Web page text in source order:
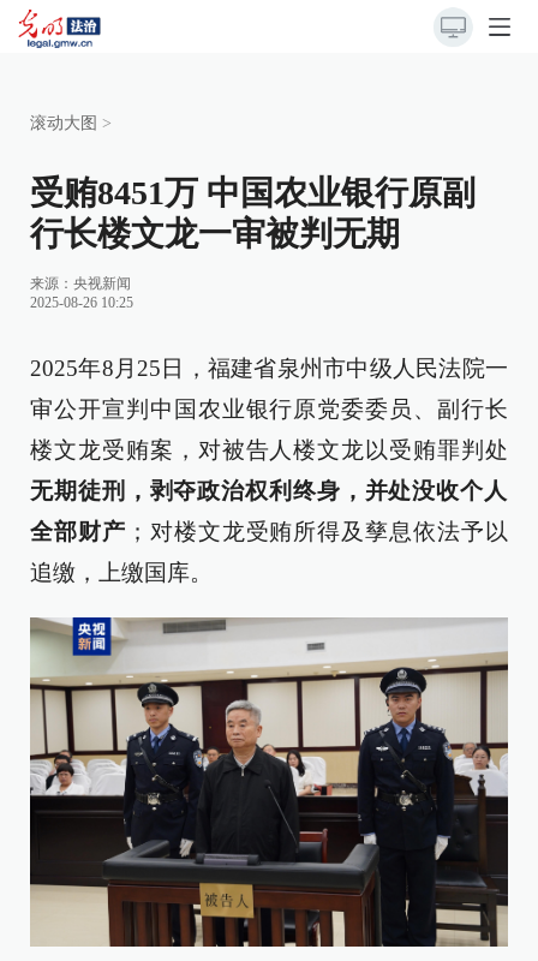
滚动大图 >
受贿8451万 中国农业银行原副
行长楼文龙一审被判无期
来源： 央视新闻
2025-08-26 10:25
2025年8月25日，福建省泉州市中级人民法院一
审公开宣判中国农业银行原党委委员、副行长
楼文龙受贿案，对被告人楼文龙以受贿罪判处
无期徒刑，剥夺政治权利终身，并处没收个人
全部财产 ；对楼文龙受贿所得及孳息依法予以
追缴，上缴国库。